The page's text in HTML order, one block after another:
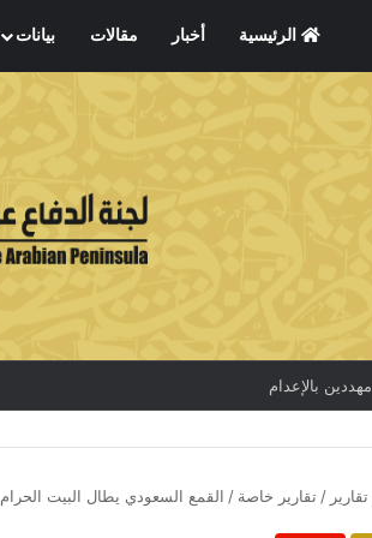
الرئيسية أخبار مقالات بيانات
الاعتقال جريمة لا تخفي الحقيقة
تقارير / تقارير خاصة / القمع السعودي يطال البيت الحرام